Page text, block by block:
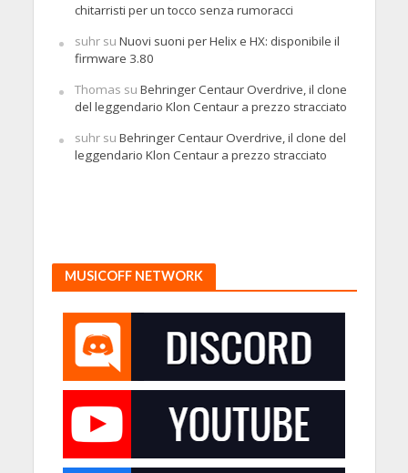
chitarristi per un tocco senza rumoracci
suhrsu Nuovi suoni per Helix e HX: disponibile il
firmware 3.80
Thomas su Behringer Centaur Overdrive, il clone
del leggendario Klon Centaur a prezzo stracciato
suhrsu Behringer Centaur Overdrive, il clone del
leggendario Klon Centaur a prezzo stracciato
MUSICOFF NETWORK